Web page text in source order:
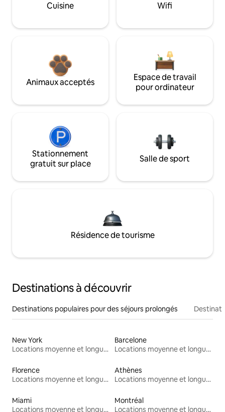
Cuisine Wifi
Animaux acceptés
Espace de travail
pour ordinateur
Stationnement
gratuit sur place
Salle de sport
Résidence de tourisme
Destinations à découvrir
Destinations populaires pour des séjours prolongés
New York
Locations moyenne et longue durée
Barcelone
Locations moyenne et longue durée
Florence
Locations moyenne et longue durée
Athènes
Locations moyenne et longue durée
Miami
Locations moyenne et longue durée
Montréal
Locations moyenne et longue durée